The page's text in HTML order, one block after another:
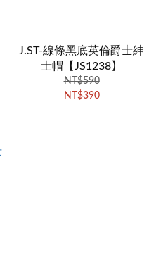
J.ST-線條黑底英倫爵士紳
士帽【JS1238】
NT$590
NT$390